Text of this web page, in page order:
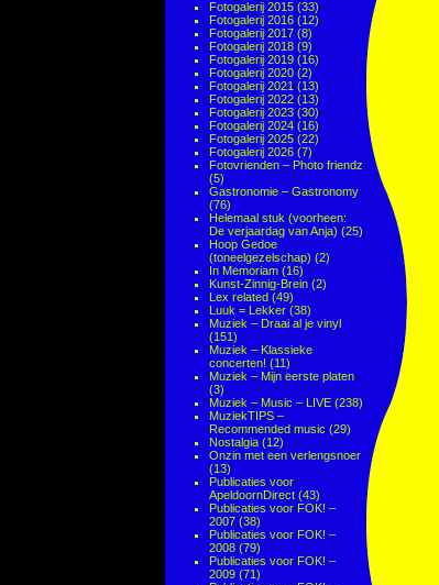
Fotogalerij 2015 (33)
Fotogalerij 2016 (12)
Fotogalerij 2017 (8)
Fotogalerij 2018 (9)
Fotogalerij 2019 (16)
Fotogalerij 2020 (2)
Fotogalerij 2021 (13)
Fotogalerij 2022 (13)
Fotogalerij 2023 (30)
Fotogalerij 2024 (16)
Fotogalerij 2025 (22)
Fotogalerij 2026 (7)
Fotovrienden – Photo friendz
(5)
Gastronomie – Gastronomy
(76)
Helemaal stuk (voorheen:
De verjaardag van Anja) (25)
Hoop Gedoe
(toneelgezelschap) (2)
In Memoriam (16)
Kunst-Zinnig-Brein (2)
Lex related (49)
Luuk = Lekker (38)
Muziek – Draai al je vinyl
(151)
Muziek – Klassieke
concerten! (11)
Muziek – Mijn eerste platen
(3)
Muziek – Music – LIVE (238)
MuziekTIPS –
Recommended music (29)
Nostalgia (12)
Onzin met een verlengsnoer
(13)
Publicaties voor
ApeldoornDirect (43)
Publicaties voor FOK! –
2007 (38)
Publicaties voor FOK! –
2008 (79)
Publicaties voor FOK! –
2009 (71)